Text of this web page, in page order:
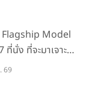
นไตรมาส 1/2569 อยู่ที่
ขึ้น 0.2% QoQ มี
ารให้บริการธุรกิจ Oil มี
เป็นผลจากราคาค้า
ดลง อย่างไรก็ตามราย
มาณการจำหน่ายน้ำมัน
เพียงจอง
ก.ค. 2569 รับบัตร
10,000 บาท
Flagship Model
ที่นั่ง ที่จะมาเจาะ
ครัวและองค์กรยุค
69